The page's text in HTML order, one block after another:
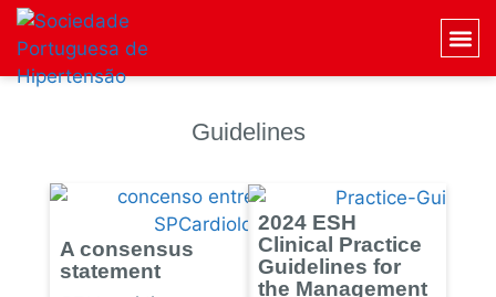
Guidelines
A consensus
statement
2024 ESH
Clinical Practice
Guidelines for
the Management